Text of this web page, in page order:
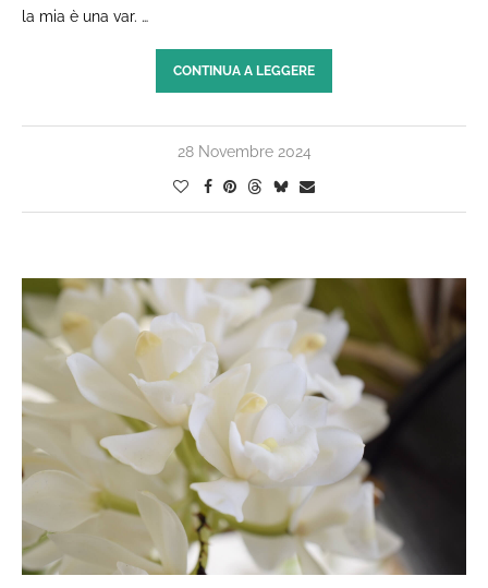
la mia è una var. …
CONTINUA A LEGGERE
28 Novembre 2024